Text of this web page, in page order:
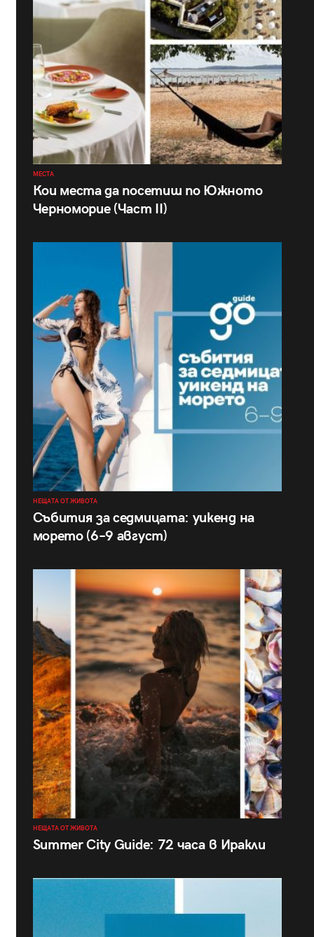
МЕСТА
Кои места да посетиш по Южното
Черноморие (Част II)
НЕЩАТА ОТ ЖИВОТА
Събития за седмицата: уикенд на
морето (6–9 август)
НЕЩАТА ОТ ЖИВОТА
Summer City Guide: 72 часа в Иракли